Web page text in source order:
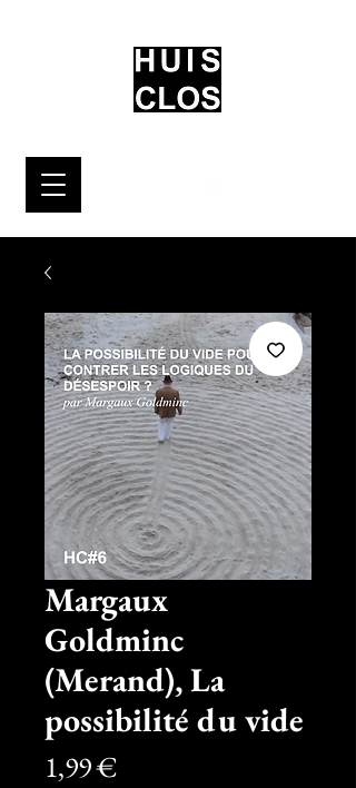
Margaux
Goldminc
(Merand), La
possibilité du vide
1,99 €Prix